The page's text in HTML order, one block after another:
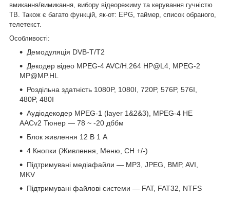
вмикання/вимикання, вибору відеорежиму та керування гучністю
ТВ. Також є багато функцій, як-от: EPG, таймер, список обраного,
телетекст.
Особливості:
Демодуляція DVB-T/T2
Декодер відео MPEG-4 AVC/H.264 HP@L4, MPEG-2
MP@MP.HL
Роздільна здатність 1080P, 1080I, 720P, 576P, 576I,
480P, 480I
Аудіодекодер MPEG-1 (layer 1&2&3), MPEG-4 HE
AACv2 Тюнер — 78 ~ -20 дббм
Блок живлення 12 В 1 А
4 Кнопки (Живлення, Меню, CH +/-)
Підтримувані медіафайли — MP3, JPEG, BMP, AVI,
MKV
Підтримувані файлові системи — FAT, FAT32, NTFS